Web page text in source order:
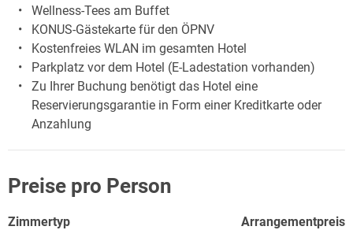
Wellness-Tees am Buffet
KONUS-Gästekarte für den ÖPNV
Kostenfreies WLAN im gesamten Hotel
Parkplatz vor dem Hotel (E-Ladestation vorhanden)
Zu Ihrer Buchung benötigt das Hotel eine
Reservierungsgarantie in Form einer Kreditkarte oder
Anzahlung
Preise pro Person
Zimmertyp
Arrangementpreis